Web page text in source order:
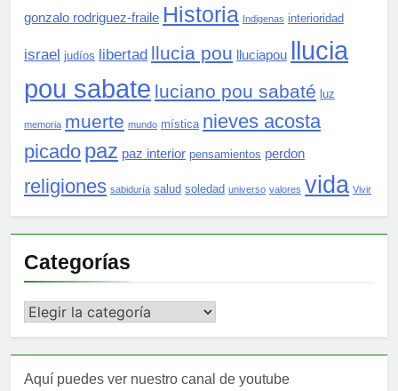
gonzalo rodriguez-fraile Historia Indigenas interioridad
israel judíos libertad llucia pou lluciapou llucia
pou sabate luciano pou sabaté luz
memoria muerte mundo mística nieves acosta
picado paz paz interior pensamientos perdon
religiones sabiduría salud soledad universo valores vida Vivir
Categorías
Categorías
Aquí puedes ver nuestro canal de youtube